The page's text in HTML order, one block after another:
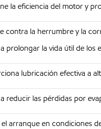
la eficiencia del motor y
contra la herrumbre y la
prolongar la vida útil de los
lubricación efectiva a
reducir las pérdidas por
el arranque en condiciones